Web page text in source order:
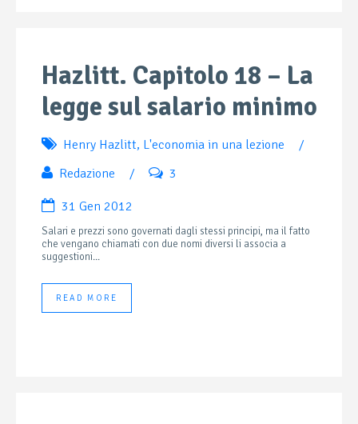
Hazlitt. Capitolo 18 – La
legge sul salario minimo
Henry Hazlitt, L'economia in una lezione
/
Redazione
/ 3
31 Gen 2012
Salari e prezzi sono governati dagli stessi principi, ma il fatto
che vengano chiamati con due nomi diversi li associa a
suggestioni...
READ MORE